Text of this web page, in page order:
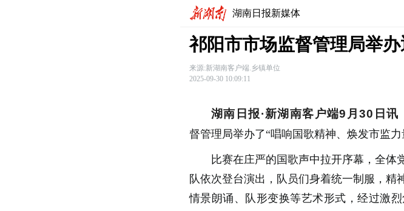
湖南日报新媒体
祁阳市市场监督管理局举
来源:新湖南客户端.乡镇单位
2025-09-30 10:09:11
湖南日报·新湖南客户端9月30日讯
督管理局举办了“唱响国歌精神、焕发市监力
比赛在庄严的国歌声中拉开序幕，全体
队依次登台演出，队员们身着统一制服，精
情景朗诵、队形变换等艺术形式，经过激